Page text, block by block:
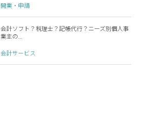
開業・申請
会計ソフト？税理士？記帳代行？ニーズ別個人事
業主の...
会計サービス